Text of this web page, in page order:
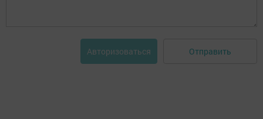
Авторизоваться Отправить